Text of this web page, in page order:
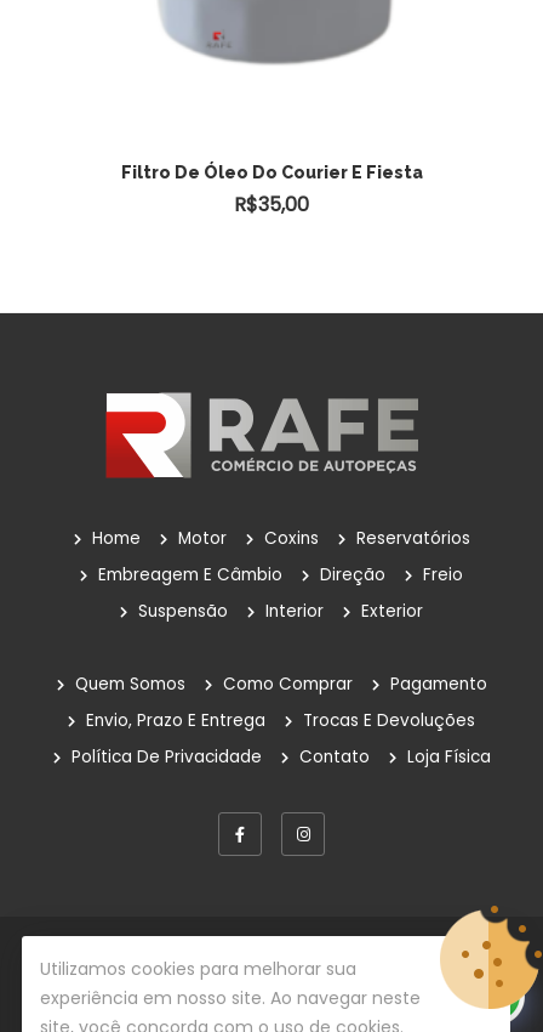
ADICIONAR AO CARRINHO
Filtro De Óleo Do Courier E Fiesta
R$35,00
Home Motor Coxins
Reservatórios
Embreagem E Câmbio
Direção
Freio
Suspensão
Interior Exterior
Quem Somos Como Comprar
Pagamento
Envio, Prazo E Entrega
Trocas E Devoluções
Política De Privacidade
Contato Loja Física
© Copyright 2026Rafe Auto PeçasTodos os direitos
reservados.
Utilizamos cookies para melhorar sua
experiência em nosso site. Ao navegar neste
site, você concorda com o uso de cookies.